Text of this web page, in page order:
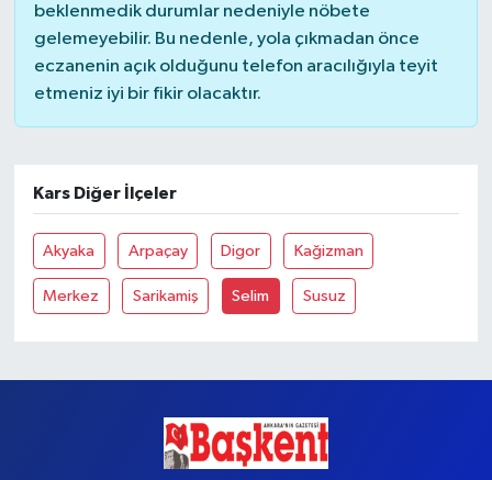
beklenmedik durumlar nedeniyle nöbete
gelemeyebilir. Bu nedenle, yola çıkmadan önce
eczanenin açık olduğunu telefon aracılığıyla teyit
etmeniz iyi bir fikir olacaktır.
Kars Diğer İlçeler
Akyaka Arpaçay Digor Kağizman
Merkez Sarikamiş Selim Susuz